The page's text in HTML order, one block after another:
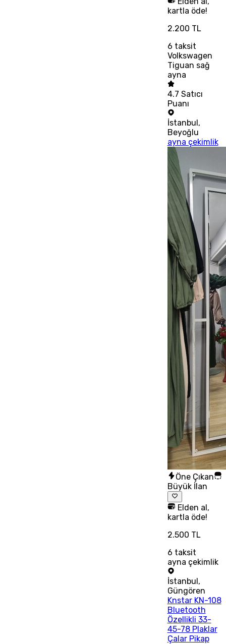
kartla öde!
2.200 TL
6 taksit
Volkswagen
Tiguan sağ
ayna
4.7 Satıcı
Puanı
İstanbul,
Beyoğlu
ayna çekimlik
Öne Çıkan
Büyük İlan
Elden al,
kartla öde!
2.500 TL
6 taksit
ayna çekimlik
İstanbul,
Güngören
Knstar KN-108
Bluetooth
Özellikli 33-
45-78 Plaklar
Çalar Pikap